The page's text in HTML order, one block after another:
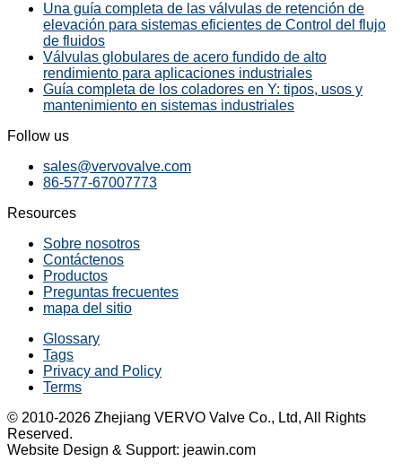
Una guía completa de las válvulas de retención de
elevación para sistemas eficientes de Control del flujo
de fluidos
Válvulas globulares de acero fundido de alto
rendimiento para aplicaciones industriales
Guía completa de los coladores en Y: tipos, usos y
mantenimiento en sistemas industriales
Follow us
sales@vervovalve.com
86-577-67007773
Resources
Sobre nosotros
Contáctenos
Productos
Preguntas frecuentes
mapa del sitio
Glossary
Tags
Privacy and Policy
Terms
© 2010-2026 Zhejiang VERVO Valve Co., Ltd, All Rights
Reserved.
Website Design & Support: jeawin.com